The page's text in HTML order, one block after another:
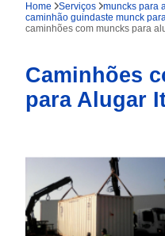
Home Serviços
muncks para
caminhão guindaste munck
caminhões com muncks para
Caminhões
para Alugar